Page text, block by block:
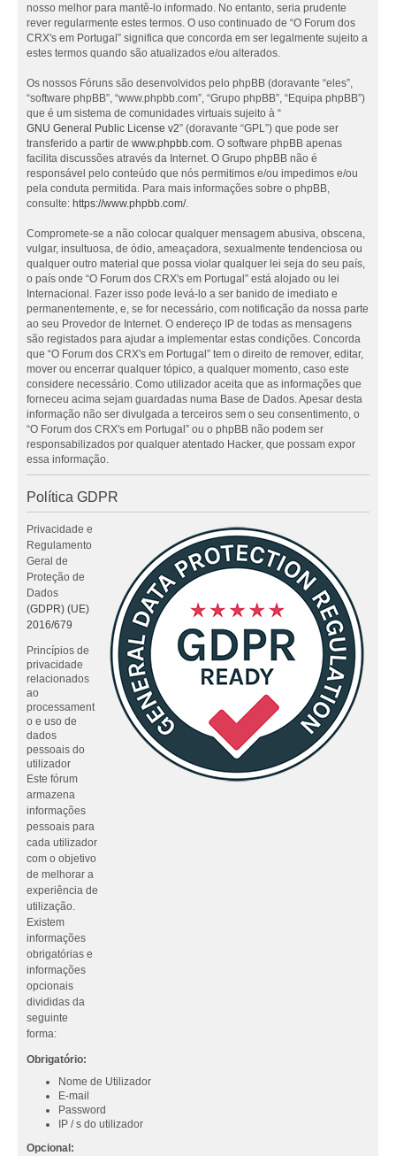
nosso melhor para mantê-lo informado. No entanto, seria prudente
rever regularmente estes termos. O uso continuado de “O Forum dos
CRX's em Portugal” significa que concorda em ser legalmente sujeito a
estes termos quando são atualizados e/ou alterados.
Os nossos Fóruns são desenvolvidos pelo phpBB (doravante “eles”,
“software phpBB”, “www.phpbb.com”, “Grupo phpBB”, “Equipa phpBB”)
que é um sistema de comunidades virtuais sujeito à “
GNU General Public License v2” (doravante “GPL”) que pode ser
transferido a partir de www.phpbb.com. O software phpBB apenas
facilita discussões através da Internet. O Grupo phpBB não é
responsável pelo conteúdo que nós permitimos e/ou impedimos e/ou
pela conduta permitida. Para mais informações sobre o phpBB,
consulte: https://www.phpbb.com/.
Compromete-se a não colocar qualquer mensagem abusiva, obscena,
vulgar, insultuosa, de ódio, ameaçadora, sexualmente tendenciosa ou
qualquer outro material que possa violar qualquer lei seja do seu país,
o país onde “O Forum dos CRX's em Portugal” está alojado ou lei
Internacional. Fazer isso pode levá-lo a ser banido de imediato e
permanentemente, e, se for necessário, com notificação da nossa parte
ao seu Provedor de Internet. O endereço IP de todas as mensagens
são registados para ajudar a implementar estas condições. Concorda
que “O Forum dos CRX's em Portugal” tem o direito de remover, editar,
mover ou encerrar qualquer tópico, a qualquer momento, caso este
considere necessário. Como utilizador aceita que as informações que
forneceu acima sejam guardadas numa Base de Dados. Apesar desta
informação não ser divulgada a terceiros sem o seu consentimento, o
“O Forum dos CRX's em Portugal” ou o phpBB não podem ser
responsabilizados por qualquer atentado Hacker, que possam expor
essa informação.
Política GDPR
Privacidade e
Regulamento
Geral de
Proteção de
Dados
(GDPR) (UE)
2016/679
Princípios de
privacidade
relacionados
ao
processament
o e uso de
dados
pessoais do
utilizador
Este fórum
armazena
informações
pessoais para
cada utilizador
com o objetivo
de melhorar a
experiência de
utilização.
Existem
informações
obrigatórias e
informações
opcionais
divididas da
seguinte
forma:
Obrigatório:
Nome de Utilizador
E-mail
Password
IP / s do utilizador
Opcional: